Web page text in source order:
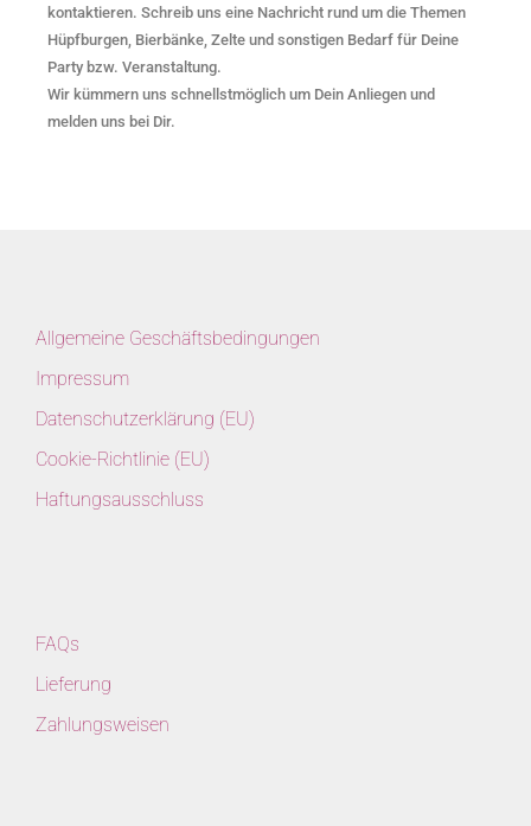
kontaktieren. Schreib uns eine Nachricht rund um die Themen
Hüpfburgen, Bierbänke, Zelte und sonstigen Bedarf für Deine
Party bzw. Veranstaltung.
Wir kümmern uns schnellstmöglich um Dein Anliegen und
melden uns bei Dir.
Allgemeine Geschäftsbedingungen
Impressum
Datenschutzerklärung (EU)
Cookie-Richtlinie (EU)
Haftungsausschluss
FAQs
Lieferung
Zahlungsweisen